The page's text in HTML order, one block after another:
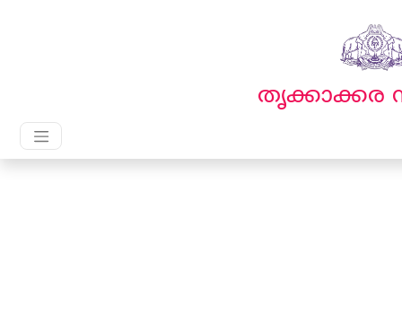
തൃക്കാക്കര
Main Navigation